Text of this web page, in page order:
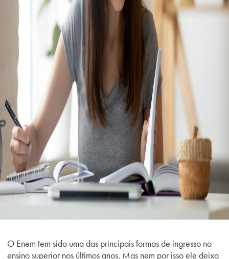
O Enem tem sido uma das principais formas de ingresso no
ensino superior nos últimos anos. Mas nem por isso ele deixa